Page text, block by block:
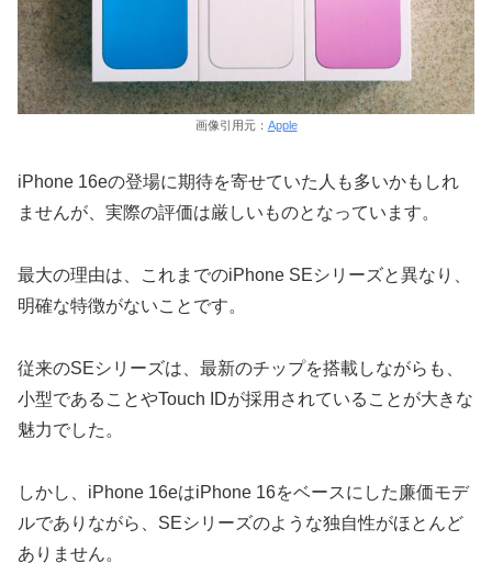
画像引用元： Apple
iPhone 16eの登場に期待を寄せていた人も多いかもしれ
ませんが、実際の評価は厳しいものとなっています。
最大の理由は、これまでのiPhone SEシリーズと異なり、
明確な特徴がないことです。
従来のSEシリーズは、最新のチップを搭載しながらも、
小型であることやTouch IDが採用されていることが大きな
魅力でした。
しかし、iPhone 16eはiPhone 16をベースにした廉価モデ
ルでありながら、SEシリーズのような独自性がほとんど
ありません。